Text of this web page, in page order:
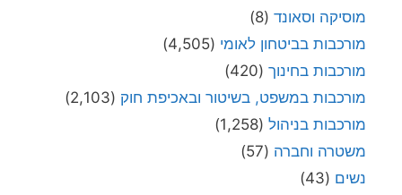
מוסיקה וסאונד (8)
מורכבות בביטחון לאומי (4,505)
מורכבות בחינוך (420)
מורכבות במשפט, בשיטור ובאכיפת חוק (2,103)
מורכבות בניהול (1,258)
משטרה וחברה (57)
נשים (43)